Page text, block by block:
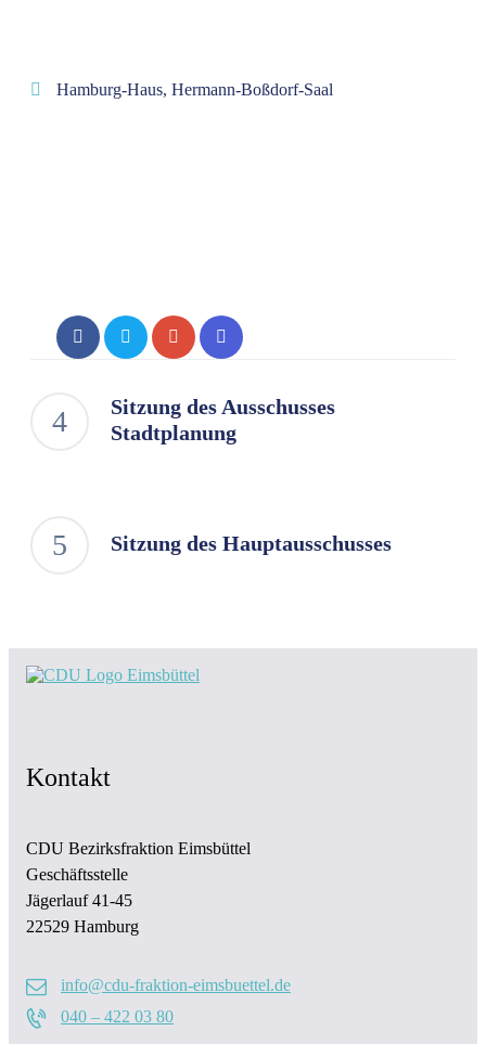
Hamburg-Haus, Hermann-Boßdorf-Saal
Sitzung des Ausschusses
Stadtplanung
Sitzung des Hauptausschusses
Kontakt
CDU Bezirksfraktion Eimsbüttel
Geschäftsstelle
Jägerlauf 41-45
22529 Hamburg
info@cdu-fraktion-eimsbuettel.de
040 – 422 03 80